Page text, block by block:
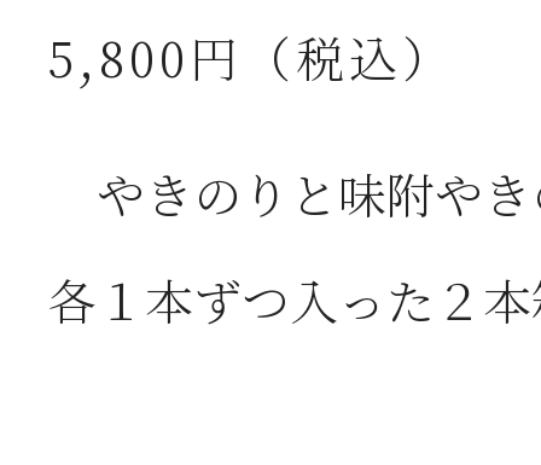
5,800円（税込）
やきのりと味附や
各１本ずつ入った２